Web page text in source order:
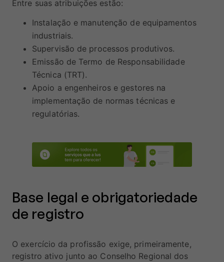
Entre suas atribuições estão:
Instalação e manutenção de equipamentos
industriais.
Supervisão de processos produtivos.
Emissão de Termo de Responsabilidade
Técnica (TRT).
Apoio a engenheiros e gestores na
implementação de normas técnicas e
regulatórias.
Base legal e obrigatoriedade
de registro
O exercício da profissão exige, primeiramente,
registro ativo junto ao Conselho Regional dos